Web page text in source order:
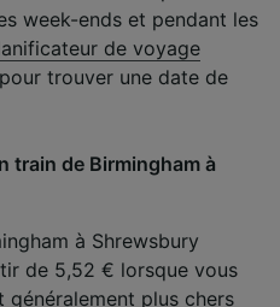
week-ends et pendant les
de voyage
trouver une date de
train de Birmingham à
à Shrewsbury
de 5,52 € lorsque vous
plus chers